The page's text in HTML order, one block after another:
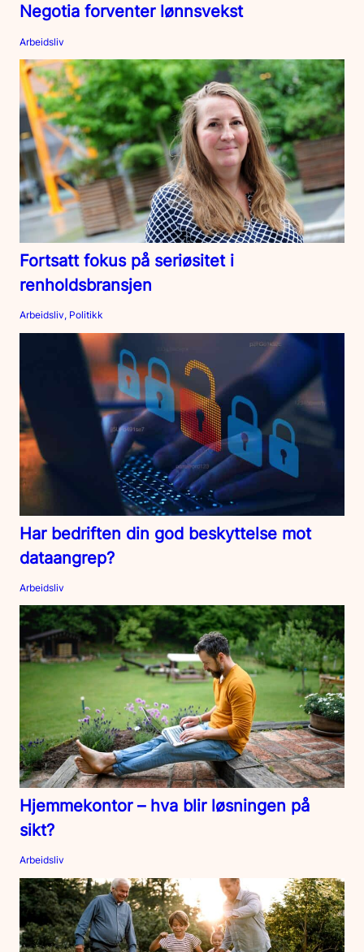
Negotia forventer lønnsvekst
Arbeidsliv
Fortsatt fokus på seriøsitet i
renholdsbransjen
Arbeidsliv, Politikk
Har bedriften din god beskyttelse mot
dataangrep?
Arbeidsliv
Hjemmekontor – hva blir løsningen på
sikt?
Arbeidsliv